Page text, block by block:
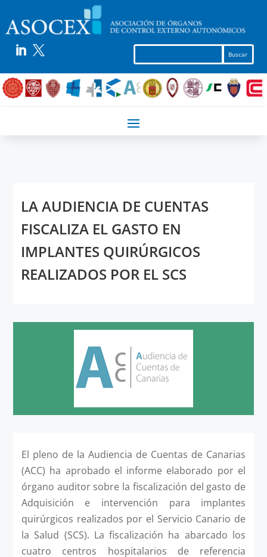
 
LA AUDIENCIA DE CUENTAS
FISCALIZA EL GASTO EN
IMPLANTES QUIRÚRGICOS
REALIZADOS POR EL SCS
El pleno de la Audiencia de Cuentas de Canarias
(ACC) ha aprobado el informe elaborado por el
órgano auditor sobre la fiscalización del gasto de
Adquisición e intervención para implantes
quirúrgicos realizados por el Servicio Canario de
la Salud (SCS). La fiscalización ha abarcado los
cuatro centros hospitalarios de referencia